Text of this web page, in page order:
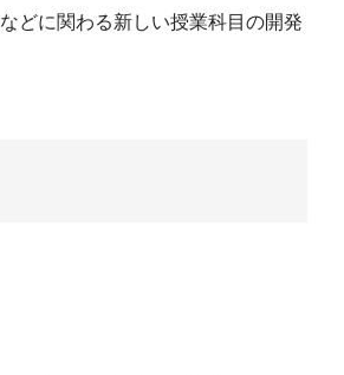
どに関わる新しい授業科目の開発